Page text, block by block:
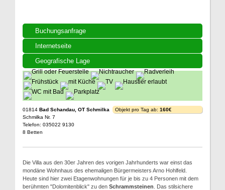
Buchungsanfrage
Internetseite
Geografische Lage
01814 Bad Schandau, OT Schmilka
Schmilka Nr. 7
Telefon: 035022 9130
8 Betten
Objekt pro Tag ab: 160€
Die Villa aus den 30er Jahren des vorigen Jahrhunderts war einst das
mondäne Wohnhaus des ehemaligen Bürgermeisters Arno Hohlfeld.
Heute sind hier zwei Etagenwohnungen für je bis zu 4 Personen mit dem
berühmten "Dolomitenblick" zu den Schrammsteinen . Das stilsichere